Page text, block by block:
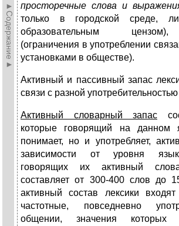
►Содержание►
просторечные слова и
только в городской среде,
образовательным
(ограничения в употреблении
установками в обществе).
Активный и пассивный запас
связи с разной
Активный словарный запас
которые говорящий на данном
понимает, но и употребляет,
зависимости от уровня
говорящих их активный
составляет от 300-400 слов до
активный состав лексики
частотные, повседневно
общении, значения которых